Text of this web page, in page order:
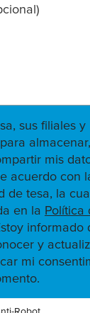
sus filiales y
mis
acuerdo con
de tesa, la
en la Política
informado
y
mi
Robot